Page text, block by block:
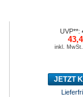
UVP**:
inkl.
JETZT